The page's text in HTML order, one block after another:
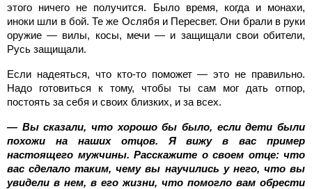
этого ничего не получится. Было время, когда и монахи,
иноки шли в бой. Те же Ослябя и Пересвет. Они брали в руки
оружие — вилы, косы, мечи — и защищали свои обители,
Русь защищали.
Если надеяться, что кто-то поможет — это не правильно.
Надо готовиться к тому, чтобы ты сам мог дать отпор,
постоять за себя и своих близких, и за всех.
— Вы сказали, что хорошо бы было, если дети были
похожи на наших отцов. Я вижу в вас пример
настоящего мужчины. Расскажите о своем отце: что
вас сделало таким, чему вы научились у него, что вы
увидели в нем, в его жизни, что помогло вам обрести